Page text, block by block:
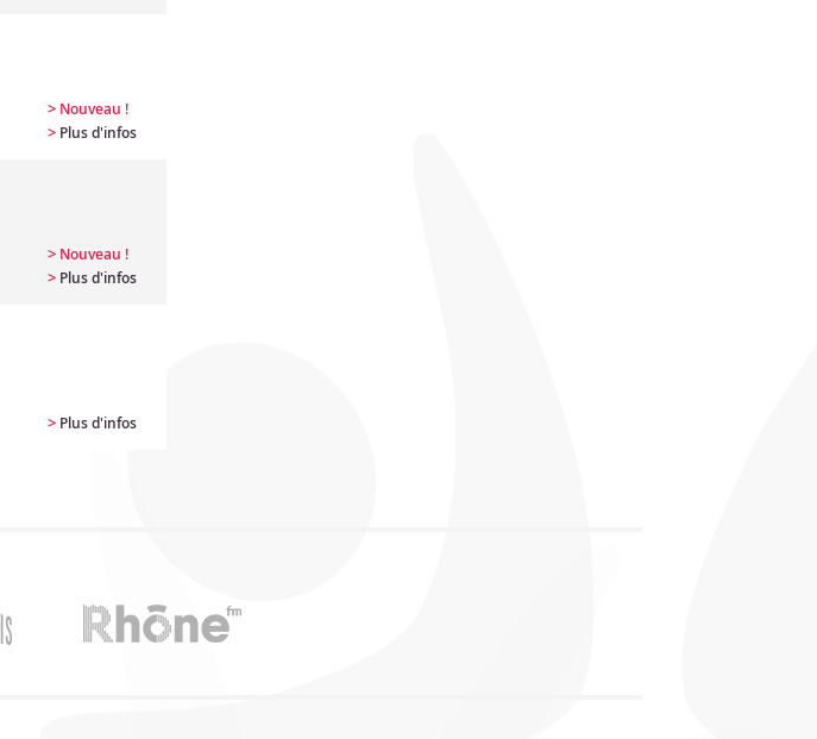
> Nouveau !
> Plus d'infos
> Nouveau !
> Plus d'infos
> Plus d'infos